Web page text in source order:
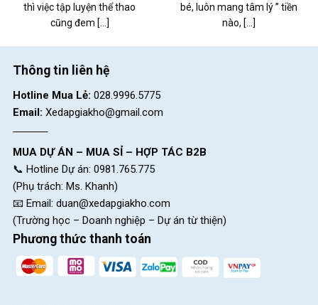
thì việc tập luyện thể thao
cũng đem [...]
bé, luôn mang tâm lý ” tiền
nào, [...]
Thông tin liên hệ
Hotline Mua Lẻ: 028.9996.5775
Email: Xedapgiakho@gmail.com
MUA DỰ ÁN – MUA SỈ – HỢP TÁC B2B
📞 Hotline Dự án: 0981.765.775
(Phụ trách: Ms. Khanh)
📧 Email: duan@xedapgiakho.com
(Trường học – Doanh nghiệp – Dự án từ thiện)
Phương thức thanh toán